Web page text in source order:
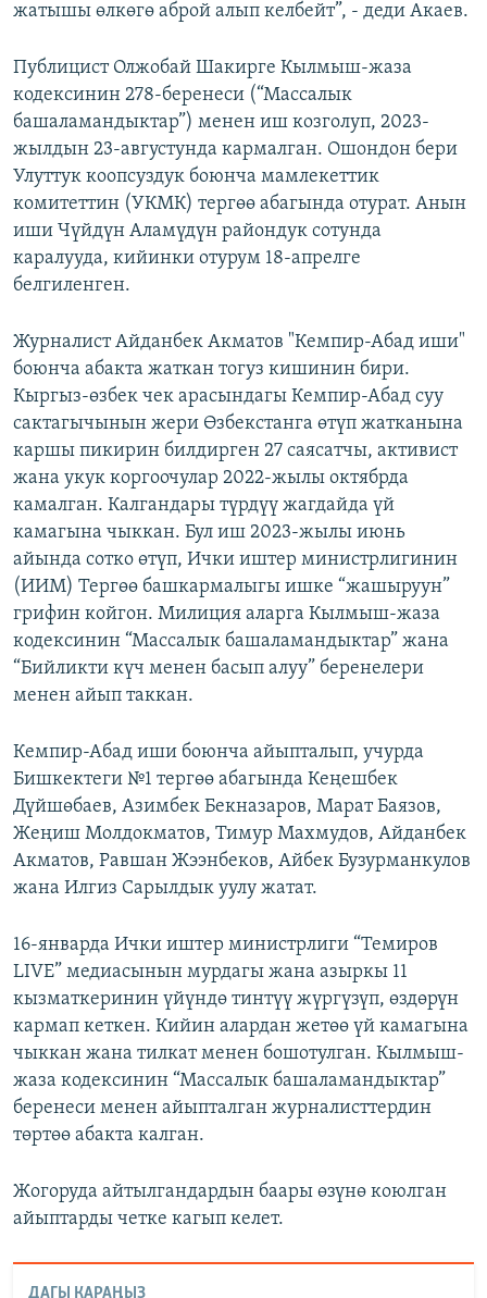
жатышы өлкөгө аброй алып келбейт”, - деди Акаев.
Публицист Олжобай Шакирге Кылмыш-жаза
кодексинин 278-беренеси (“Массалык
башаламандыктар”) менен иш козголуп, 2023-
жылдын 23-августунда кармалган. Ошондон бери
Улуттук коопсуздук боюнча мамлекеттик
комитеттин (УКМК) тергөө абагында отурат. Анын
иши Чүйдүн Аламүдүн райондук сотунда
каралууда, кийинки отурум 18-апрелге
белгиленген.
Журналист Айданбек Акматов "Кемпир-Абад иши"
боюнча абакта жаткан тогуз кишинин бири.
Кыргыз-өзбек чек арасындагы Кемпир-Абад суу
сактагычынын жери Өзбекстанга өтүп жатканына
каршы пикирин билдирген 27 саясатчы, активист
жана укук коргоочулар 2022-жылы октябрда
камалган. Калгандары түрдүү жагдайда үй
камагына чыккан. Бул иш 2023-жылы июнь
айында сотко өтүп, Ички иштер министрлигинин
(ИИМ) Тергөө башкармалыгы ишке “жашыруун”
грифин койгон. Милиция аларга Кылмыш-жаза
кодексинин “Массалык башаламандыктар” жана
“Бийликти күч менен басып алуу” беренелери
менен айып таккан.
Кемпир-Абад иши боюнча айыпталып, учурда
Бишкектеги №1 тергөө абагында Кеңешбек
Дүйшөбаев, Азимбек Бекназаров, Марат Баязов,
Жеңиш Молдокматов, Тимур Махмудов, Айданбек
Акматов, Равшан Жээнбеков, Айбек Бузурманкулов
жана Илгиз Сарылдык уулу жатат.
16-январда Ички иштер министрлиги “Темиров
LIVE” медиасынын мурдагы жана азыркы 11
кызматкеринин үйүндө тинтүү жүргүзүп, өздөрүн
кармап кеткен. Кийин алардан жетөө үй камагына
чыккан жана тилкат менен бошотулган. Кылмыш-
жаза кодексинин “Массалык башаламандыктар”
беренеси менен айыпталган журналисттердин
төртөө абакта калган.
Жогоруда айтылгандардын баары өзүнө коюлган
айыптарды четке кагып келет.
ДАГЫ КАРАҢЫЗ